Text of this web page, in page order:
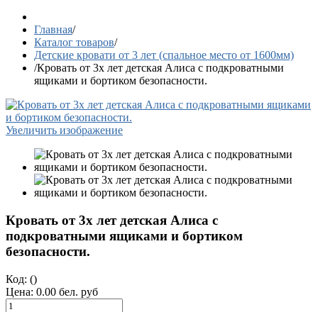
Главная/
Каталог товаров/
Детские кровати от 3 лет (спальное место от 1600мм)
/Кровать от 3х лет детская Алиса с подкроватными
ящиками и бортиком безопасности.
Увеличить изображение
Кровать от 3х лет детская Алиса с
подкроватными ящиками и бортиком
безопасности.
Код: ()
Цена: 0.00 бел. руб